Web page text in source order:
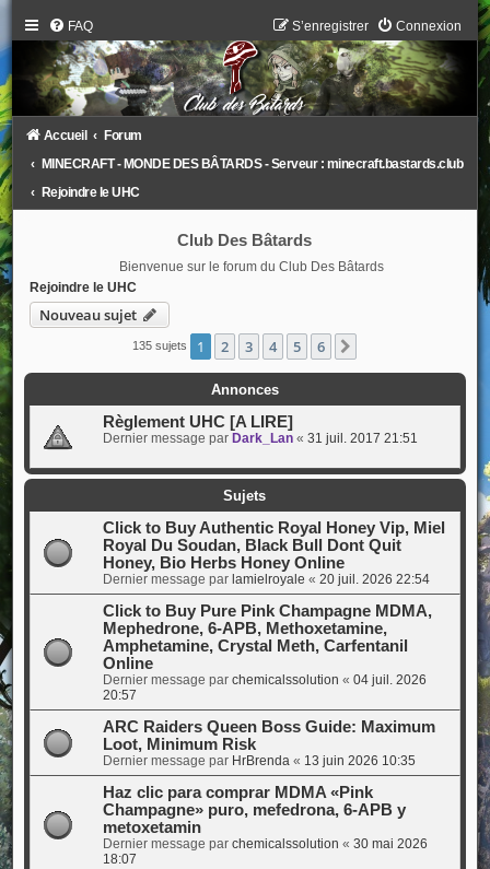
FAQ Connexion
S’enregistrer
Accueil
Forum
MINECRAFT - MONDE DES BÂTARDS - Serveur : minecraft.bastards.club
Rejoindre le UHC
Club Des Bâtards
Bienvenue sur le forum du Club Des Bâtards
Rejoindre le UHC
Nouveau sujet
135 sujets 1 2 3 4 5 6
Annonces
Règlement UHC [A LIRE]
Dernier message par Dark_Lan« 31 juil. 2017 21:51
Sujets
Click to Buy Authentic Royal Honey Vip, Miel
Royal Du Soudan, Black Bull Dont Quit
Honey, Bio Herbs Honey Online
Dernier message par lamielroyale « 20 juil. 2026 22:54
Click to Buy Pure Pink Champagne MDMA,
Mephedrone, 6-APB, Methoxetamine,
Amphetamine, Crystal Meth, Carfentanil
Online
Dernier message par chemicalssolution « 04 juil. 2026
20:57
ARC Raiders Queen Boss Guide: Maximum
Loot, Minimum Risk
Dernier message par HrBrenda« 13 juin 2026 10:35
Haz clic para comprar MDMA «Pink
Champagne» puro, mefedrona, 6-APB y
metoxetamin
Dernier message par chemicalssolution « 30 mai 2026
18:07